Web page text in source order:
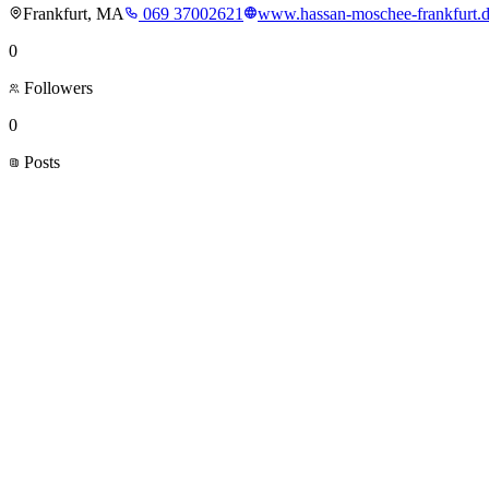
Frankfurt, MA 069 37002621
www.hassan-moschee-
0
Followers
0
Posts